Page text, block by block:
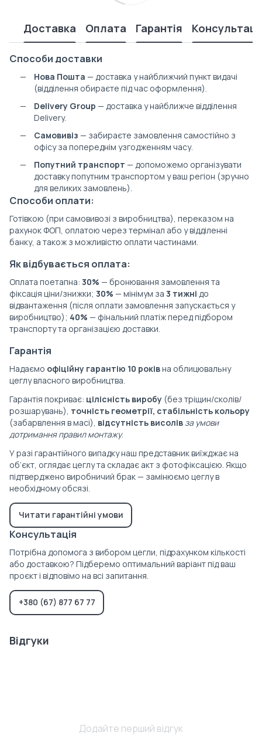
Доставка Оплата Гарантія
Способи доставки
Нова Пошта — доставка у найближчий пункт видачі
(відділення обираєте під час оформлення).
Delivery Group — доставка у найближче відділення
Delivery.
Самовивіз — забираєте замовлення самостійно з
офісу за попереднім узгодженням часу.
Попутний транспорт — допоможемо організувати
доставку попутним транспортом у ваш регіон (зручно
для великих замовлень).
Способи оплати:
Готівкою (при самовивозі з виробництва), переказом на
рахунок ФОП, оплатою через термінал або у відділенні
банку, а також з можливістю оплати частинами.
Як відбувається оплата:
Оплата поетапна: 30% — бронювання замовлення та
фіксація ціни/знижки; 30% — мінімум за 3 тижні до
відвантаження (після оплати замовлення запускається у
виробництво); 40% — фінальний платіж перед підбором
транспорту та організацією доставки.
Гарантія
Надаємо офіційну гарантію 10 роківна облицювальну
цеглу власного виробництва.
Гарантія покриває: цілісність виробу (без тріщин/сколів/
розшарувань), точність геометрії, стабільність кольору
(забарвлення в масі), відсутність висолів за умови
дотримання правил монтажу.
У разі гарантійного випадку наш представник виїжджає на
об’єкт, оглядає цеглу та складає акт з фотофіксацією. Якщо
підтверджено виробничий брак — замінюємо цеглу в
необхідному обсязі.
Читати гарантійні умови
Консультація
Потрібна допомога з вибором цегли, підрахунком кількості
або доставкою? Підберемо оптимальний варіант під ваш
проєкт і відповімо на всі запитання.
+380 (67) 877 67 77
Відгуки
Додайте перший відгук